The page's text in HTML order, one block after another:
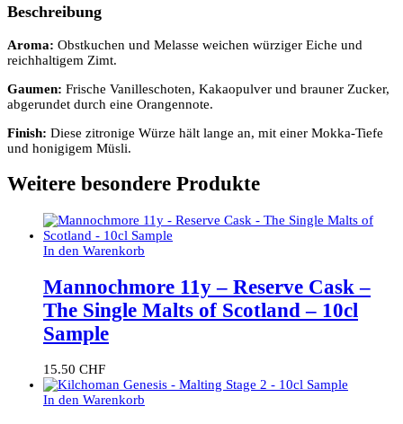
Beschreibung
Aroma: Obstkuchen und Melasse weichen würziger Eiche und
reichhaltigem Zimt.
Gaumen: Frische Vanilleschoten, Kakaopulver und brauner Zucker,
abgerundet durch eine Orangennote.
Finish: Diese zitronige Würze hält lange an, mit einer Mokka-Tiefe
und honigigem Müsli.
Weitere besondere Produkte
In den Warenkorb
Mannochmore 11y – Reserve Cask –
The Single Malts of Scotland – 10cl
Sample
15.50 CHF
In den Warenkorb